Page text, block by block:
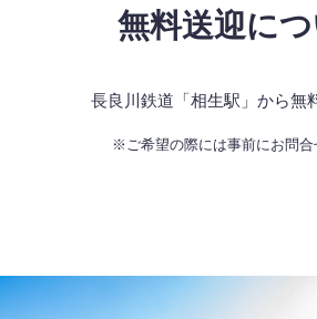
無料送迎に
長良川鉄道「相生駅」から無
※ご希望の際には事前にお問合